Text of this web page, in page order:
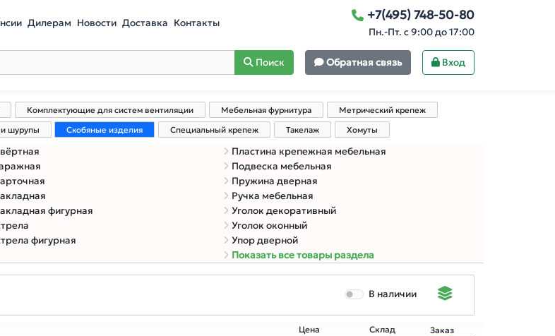
Дилерам Новости Доставка Контакты +7(495) 748-50-80
Пн.-Пт. с 9:00 до 17:00
Поиск Обратная связь Вход
Комплектующие для систем вентиляции Мебельная фурнитура
Метрический крепеж
шурупы Скобяные изделия Специальный крепеж Такелаж Хомуты
фигурная
фигурная
Пластина крепежная мебельная
Подвеска мебельная
Пружина дверная
Ручка мебельная
Уголок декоративный
Уголок оконный
Упор дверной
Показать все товары раздела
В наличии
Цена Склад Заказ